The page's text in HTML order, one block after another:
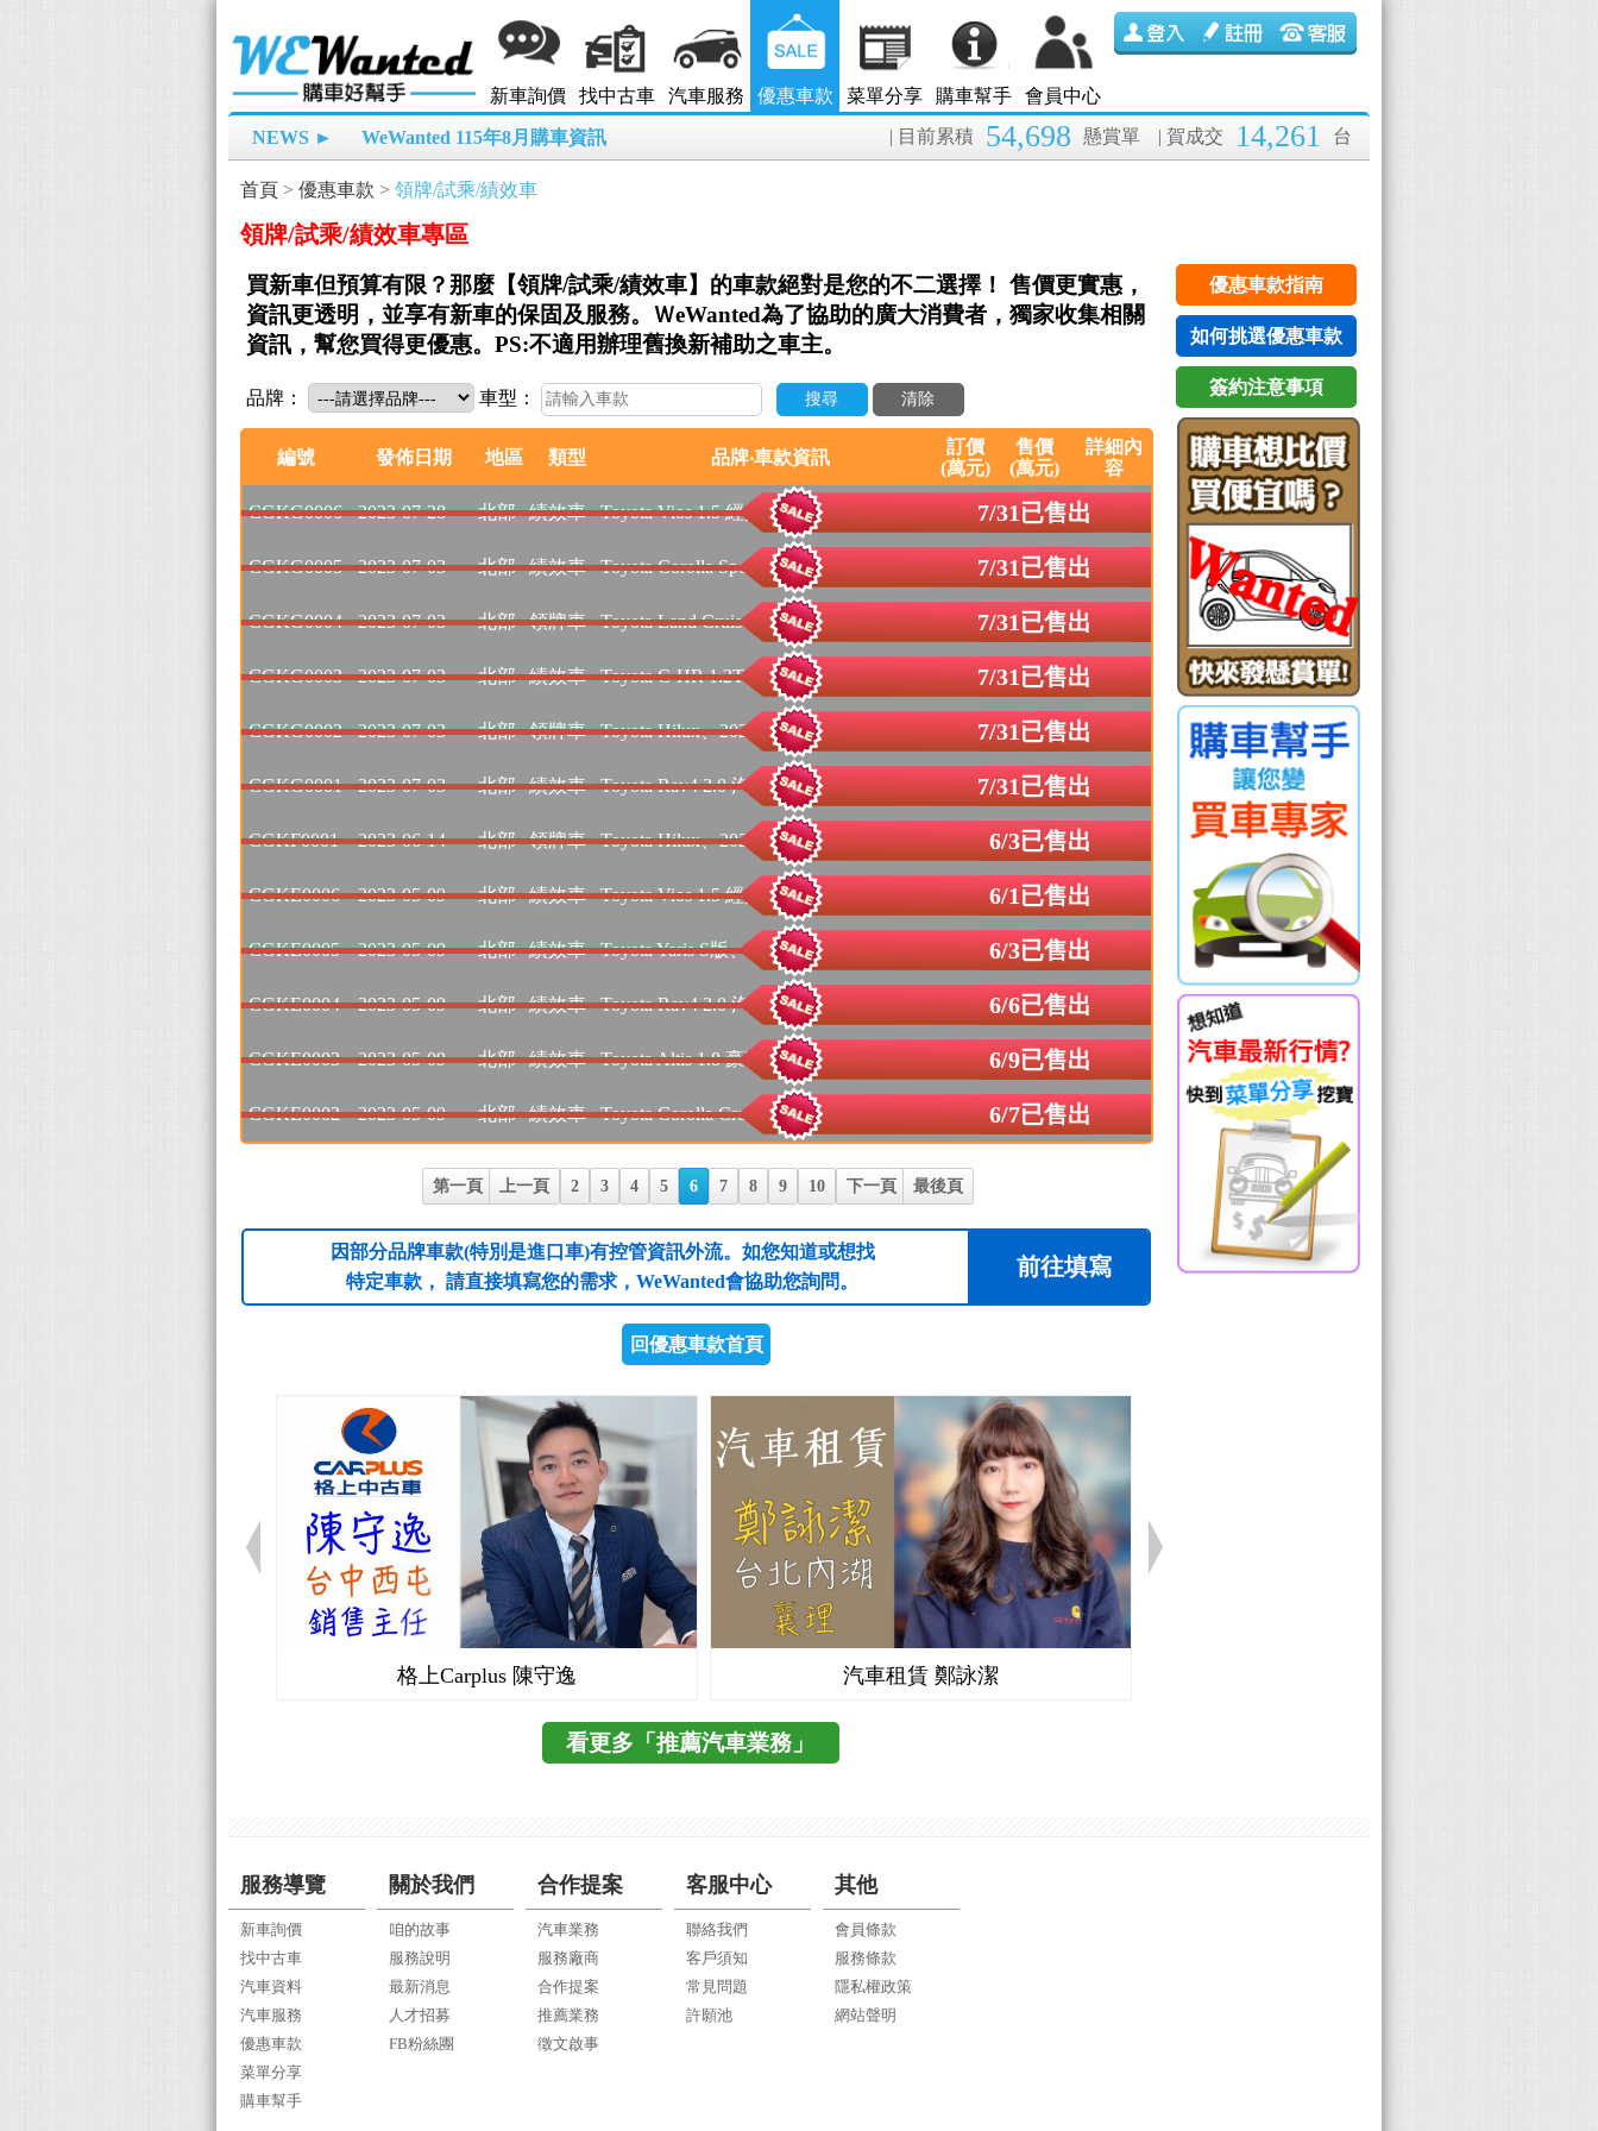
新車詢價 找中古車 汽車服務 優惠車款 菜單分享 購車幫手 會員中心
NEWS ► WeWanted 115年8月購車資訊 | 賀成交 14,261 台
| 目前累積 54,698 懸賞單
首頁 > 優惠車款 > 領牌/試乘/績效車
領牌/試乘/績效車專區
買新車但預算有限？那麼【領牌/試乘/績效車】的車款絕對是您的不二選擇！ 售價更實惠，
資訊更透明，並享有新車的保固及服務。ＷeWanted為了協助的廣大消費者，獨家收集相關
資訊，幫您買得更優惠。PS:不適用辦理舊換新補助之車主。
品牌： 車型： 搜尋 清除
編號 發佈日期 地區 類型 品牌‧車款資訊
訂價
(萬元)
售價
(萬元)
詳細內
容
7/31已售出
CGKG0006 2023-07-28 北部 績效車 Toyota Vios 1.5 經典、2023年式
7/31已售出
CGKG0005 2023-07-03 北部 績效車 Toyota Corolla Sport 汽油 G...
7/31已售出
CGKG0004 2023-07-03 北部 領牌車 Toyota Land Cruiser Prado ...
7/31已售出
CGKG0003 2023-07-03 北部 績效車 Toyota C-HR 1.2T 豪華版、20...
7/31已售出
CGKG0002 2023-07-03 北部 領牌車 Toyota Hilux、2023年式
7/31已售出
CGKG0001 2023-07-03 北部 績效車 Toyota Rav4 2.0 汽油旗艦、2...
6/3已售出
CGKF0001 2023-06-14 北部 領牌車 Toyota Hilux、2023年式
6/1已售出
CGKE0006 2023-05-09 北部 績效車 Toyota Vios 1.5 經典、2023年式
6/3已售出
CGKE0005 2023-05-09 北部 績效車 Toyota Yaris S版、2023年式
6/6已售出
CGKE0004 2023-05-09 北部 績效車 Toyota Rav4 2.0 汽油旗艦、2...
6/9已售出
CGKE0003 2023-05-09 北部 績效車 Toyota Altis 1.8 豪華+、正2023
6/7已售出
CGKE0002 2023-05-09 北部 績效車 Toyota Corolla Cross 豪華汽...
第一頁 上一頁 2 3 4 5 6 7 8 9 10 下一頁 最後頁
因部分品牌車款(特別是進口車)有控管資訊外流。如您知道或想找
特定車款， 請直接填寫您的需求，WeWanted會協助您詢問。
前往填寫
回優惠車款首頁
格上Carplus 陳守逸 汽車租賃 鄭詠潔
看更多「推薦汽車業務」
優惠車款指南
如何挑選優惠車款
簽約注意事項
服務導覽
新車詢價
找中古車
汽車資料
汽車服務
優惠車款
菜單分享
購車幫手
關於我們
咱的故事
服務說明
最新消息
人才招募
FB粉絲團
合作提案
汽車業務
服務廠商
合作提案
推薦業務
徵文啟事
客服中心
聯絡我們
客戶須知
常見問題
許願池
其他
會員條款
服務條款
隱私權政策
網站聲明